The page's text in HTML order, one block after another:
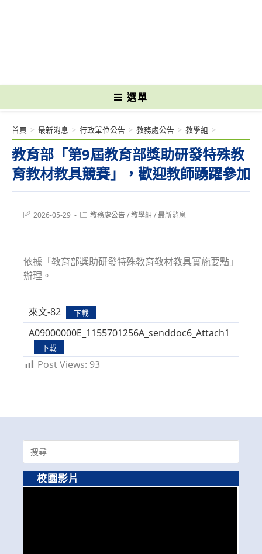
選單
教育部「第9屆教育部獎助研發特殊教
育教材教具競賽」，歡迎教師踴躍參加
首頁 > 最新消息 > 行政單位公告 > 教務處公告 > 教學組 >
Post2026-05-29
Post教務處公告/教學組 /最新消息
依據「教育部獎助研發特殊教育教材教具實施要點」
辦理。
來文-82 下載
A09000000E_1155701256A_senddoc6_Attach1
下載
Post Views: 93
Search
for:
校園影片